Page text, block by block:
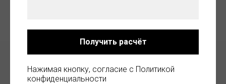
Получить расчёт
Нажимая кнопку, согласие с Политикой
конфиденциальности